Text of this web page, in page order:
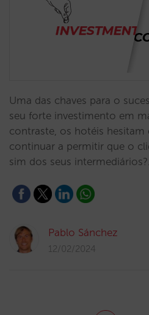
Uma das chaves para o
seu forte investimento em
contraste, os hotéis hesitam
continuar a permitir que o
sim dos seus
Pablo Sánchez
12/02/2024